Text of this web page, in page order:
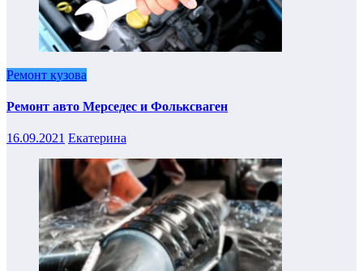
Ремонт кузова
Ремонт авто Мерседес и Фольксваген
16.09.2021 Екатерина